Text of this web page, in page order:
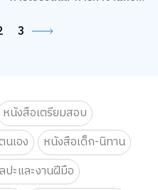
3
หนังสือเตรียมสอบ
เอง
หนังสือเด็ก-นิทาน
ปะและงานฝีมือ